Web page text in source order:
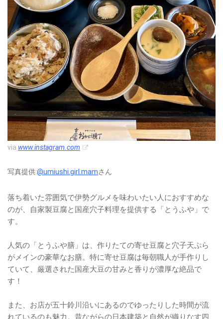
via www.instagram.com
写真提供:@umiushi.girl.mamさん
落ち着いた雰囲気で伊勢グルメを味わいたい人におすすめな
のが、自家製豆腐と国産穴子料理を提供する「とうふや」で
す。
人気の「とうふや膳」は、作りたての寄せ豆腐と穴子天ぷら
がメインの豪華なお膳。特に寄せ豆腐は毎朝職人が手作りし
ていて、厳選された国産大豆の甘みと香りが濃厚な絶品で
す！
また、お店が五十鈴川沿いにあるのでゆったりした時間が流
れているのも魅力。昔ながらの日本建築と自然が織りなす四